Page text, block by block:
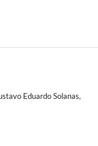
Eduardo Solanas,